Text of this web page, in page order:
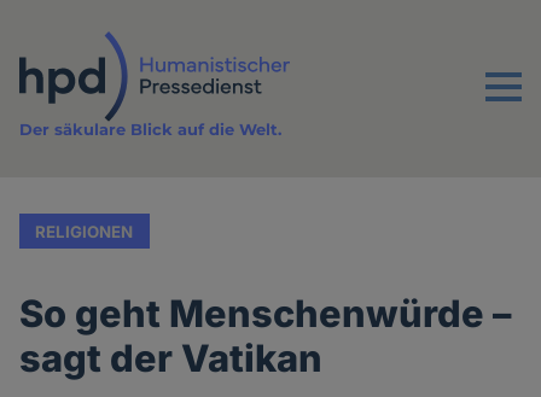
Inhalt
Menu
Der säkulare Blick auf die Welt.
RELIGIONEN
So geht Menschenwürde –
sagt der Vatikan